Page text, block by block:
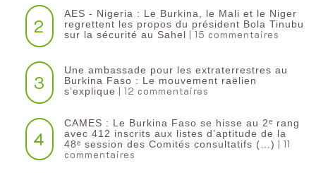
2
AES - Nigeria : Le Burkina, le Mali et le Niger
regrettent les propos du président Bola Tinubu
sur la sécurité au Sahel | 15 commentaires
3
Une ambassade pour les extraterrestres au
Burkina Faso : Le mouvement raëlien
s’explique | 12 commentaires
4
CAMES : Le Burkina Faso se hisse au 2ᵉ rang
avec 412 inscrits aux listes d’aptitude de la
48ᵉ session des Comités consultatifs (…) | 11
commentaires